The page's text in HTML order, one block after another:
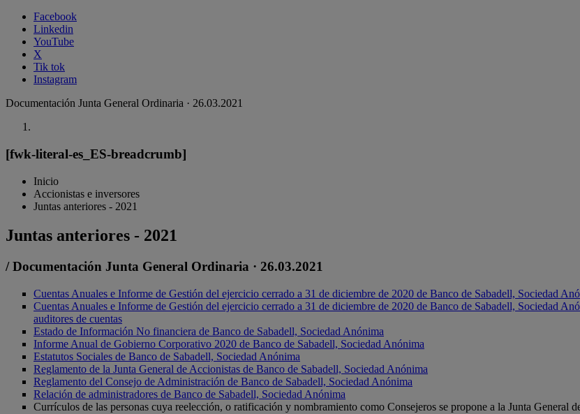
Facebook
Linkedin
YouTube
X
Tik tok
Instagram
Documentación Junta General Ordinaria · 26.03.2021
[fwk-literal-es_ES-breadcrumb]
Inicio
Accionistas e inversores
Juntas anteriores - 2021
Juntas anteriores - 2021
/ Documentación Junta General Ordinaria · 26.03.2021
Cuentas Anuales e Informe de Gestión del ejercicio cerrado a 31 de diciembre de 2020 de Banco de Sabadell, Sociedad
Cuentas Anuales e Informe de Gestión del ejercicio cerrado a 31 de diciembre de 2020 de Banco de Sabadell, Sociedad
auditores de cuentas
Estado de Información No financiera de Banco de Sabadell, Sociedad Anónima
Informe Anual de Gobierno Corporativo 2020 de Banco de Sabadell, Sociedad Anónima
Estatutos Sociales de Banco de Sabadell, Sociedad Anónima
Reglamento de la Junta General de Accionistas de Banco de Sabadell, Sociedad Anónima
Reglamento del Consejo de Administración de Banco de Sabadell, Sociedad Anónima
Relación de administradores de Banco de Sabadell, Sociedad Anónima
Currículos de las personas cuya reelección, o ratificación y nombramiento como Consejeros se propone a la Junta General